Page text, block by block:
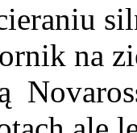
na